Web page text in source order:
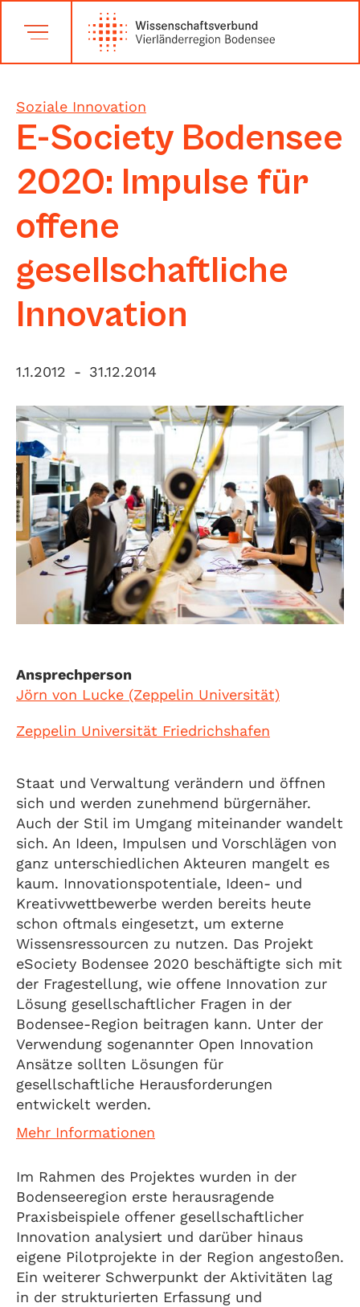
Soziale Innovation
E-Society Bodensee
2020: Impulse für
offene
gesellschaftliche
Innovation
1.1.2012 - 31.12.2014
Ansprechperson
Jörn von Lucke (Zeppelin Universität)
Zeppelin Universität Friedrichshafen
Staat und Verwaltung verändern und öffnen
sich und werden zunehmend bürgernäher.
Auch der Stil im Umgang miteinander wandelt
sich. An Ideen, Impulsen und Vorschlägen von
ganz unterschiedlichen Akteuren mangelt es
kaum. Innovationspotentiale, Ideen- und
Kreativwettbewerbe werden bereits heute
schon oftmals eingesetzt, um externe
Wissensressourcen zu nutzen. Das Projekt
eSociety Bodensee 2020 beschäftigte sich mit
der Fragestellung, wie offene Innovation zur
Lösung gesellschaftlicher Fragen in der
Bodensee-Region beitragen kann. Unter der
Verwendung sogenannter Open Innovation
Ansätze sollten Lösungen für
gesellschaftliche Herausforderungen
entwickelt werden.
Mehr Informationen
Im Rahmen des Projektes wurden in der
Bodenseeregion erste herausragende
Praxisbeispiele offener gesellschaftlicher
Innovation analysiert und darüber hinaus
eigene Pilotprojekte in der Region angestoßen.
Ein weiterer Schwerpunkt der Aktivitäten lag
in der strukturierten Erfassung und